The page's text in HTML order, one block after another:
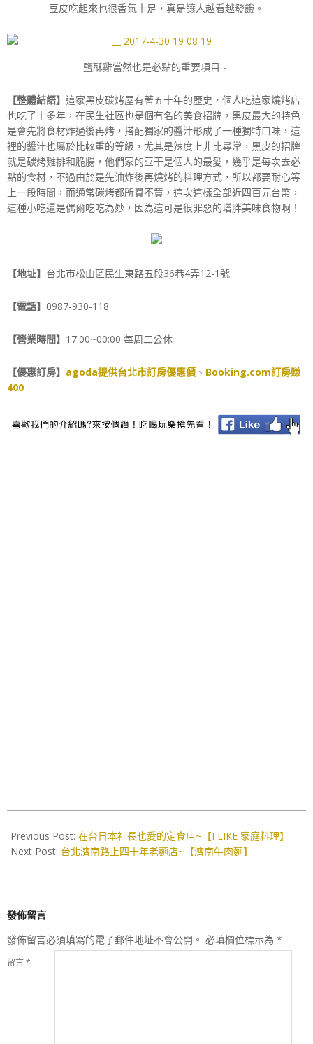
豆皮吃起來也很香氣十足，真是讓人越看越發餓。
鹽酥雞當然也是必點的重要項目。
【整體結語】 這家黑皮碳烤屋有著五十年的歷史，個人吃這家燒烤店
也吃了十多年，在民生社區也是個有名的美食招牌，黑皮最大的特色
是會先將食材炸過後再烤，搭配獨家的醬汁形成了一種獨特口味，這
裡的醬汁也屬於比較重的等級，尤其是辣度上非比尋常，黑皮的招牌
就是碳烤雞排和脆腸，他們家的豆干是個人的最愛，幾乎是每次去必
點的食材，不過由於是先油炸後再燒烤的料理方式，所以都要耐心等
上一段時間，而通常碳烤都所費不貲，這次這樣全部近四百元台幣，
這種小吃還是偶爾吃吃為妙，因為這可是很罪惡的增胖美味食物啊！
【地址】 台北市松山區民生東路五段36巷4弄12-1號
【電話】 0987-930-118
【營業時間】 17:00~00:00 每周二公休
【優惠訂房】 agoda提供台北市訂房優惠價 、 Booking.com訂房賺
400
05-
22
Previous Post: 在台日本社長也愛的定食店~【I LIKE 家庭料理】
Next Post: 台北濟南路上四十年老麵店~【濟南牛肉麵】
發佈留言
發佈留言必須填寫的電子郵件地址不會公開。 必填欄位標示為 *
留言*